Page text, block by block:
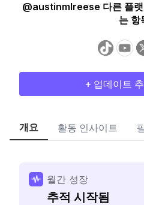
@austinmlreese 다른 플랫
는 항
+ 업데이트
개요 활동 인사이트
월간 성장
추적 시작됨